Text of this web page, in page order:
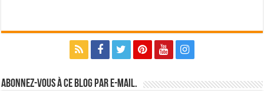
Abonnez-vous à ce blog par e-mail.